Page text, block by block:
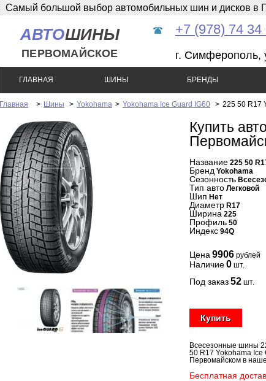
Самый большой выбор автомобильных шин и дисков в
АВТОШИНЫ
ПЕРВОМАЙСКОЕ
+7 (978) 74 34
г. Симферополь,
ГЛАВНАЯ ШИНЫ БРЕНДЫ
Главная > Шины > Yokohama > Yokohama Ice Guard IG60 > 225 50 R17
Купить
Название 225 50
Бренд Yokohama
Сезонность
Тип авто Легковой
Шип Нет
Диаметр R17
Ширина 225
Профиль 50
Индекс 94Q
Цена 9906 рублей
Наличие0 шт.
Под заказ52 шт.
Купить
Всесезонные шины
50 R17 Yokohama Ice
Первомайском в
Бесплатная